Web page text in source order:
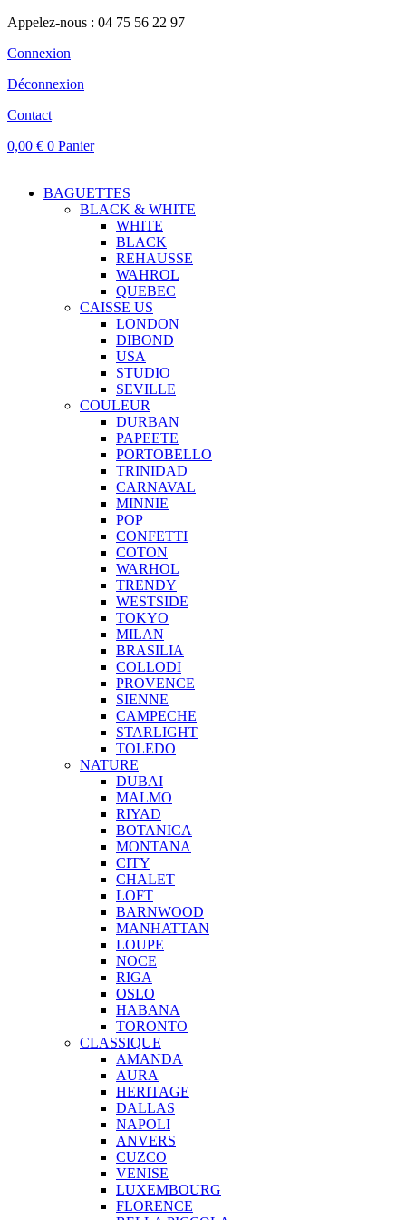
Appelez-nous : 04 75 56 22 97
Connexion
Déconnexion
Contact
0,00 € 0 Panier
BAGUETTES
BLACK & WHITE
WHITE
BLACK
REHAUSSE
WAHROL
QUEBEC
CAISSE US
LONDON
DIBOND
USA
STUDIO
SEVILLE
COULEUR
DURBAN
PAPEETE
PORTOBELLO
TRINIDAD
CARNAVAL
MINNIE
POP
CONFETTI
COTON
WARHOL
TRENDY
WESTSIDE
TOKYO
MILAN
BRASILIA
COLLODI
PROVENCE
SIENNE
CAMPECHE
STARLIGHT
TOLEDO
NATURE
DUBAI
MALMO
RIYAD
BOTANICA
MONTANA
CITY
CHALET
LOFT
BARNWOOD
MANHATTAN
LOUPE
NOCE
RIGA
OSLO
HABANA
TORONTO
CLASSIQUE
AMANDA
AURA
HERITAGE
DALLAS
NAPOLI
ANVERS
CUZCO
VENISE
LUXEMBOURG
FLORENCE